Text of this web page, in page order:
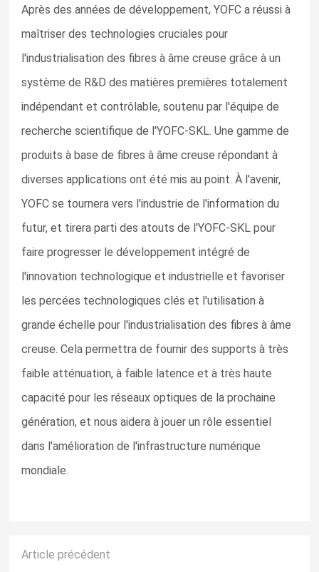
Après des années de développement, YOFC a réussi à
maîtriser des technologies cruciales pour
l'industrialisation des fibres à âme creuse grâce à un
système de R&D des matières premières totalement
indépendant et contrôlable, soutenu par l'équipe de
recherche scientifique de l'YOFC-SKL. Une gamme de
produits à base de fibres à âme creuse répondant à
diverses applications ont été mis au point. À l'avenir,
YOFC se tournera vers l'industrie de l'information du
futur, et tirera parti des atouts de l'YOFC-SKL pour
faire progresser le développement intégré de
l'innovation technologique et industrielle et favoriser
les percées technologiques clés et l'utilisation à
grande échelle pour l'industrialisation des fibres à âme
creuse. Cela permettra de fournir des supports à très
faible atténuation, à faible latence et à très haute
capacité pour les réseaux optiques de la prochaine
génération, et nous aidera à jouer un rôle essentiel
dans l'amélioration de l'infrastructure numérique
mondiale.
Article précédent